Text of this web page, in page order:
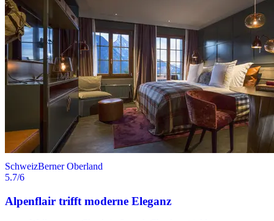
SchweizBerner Oberland
5.7/6
Alpenflair trifft moderne Eleganz